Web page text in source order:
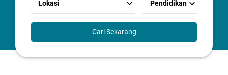
Lokasi Pendidikan
Cari Sekarang